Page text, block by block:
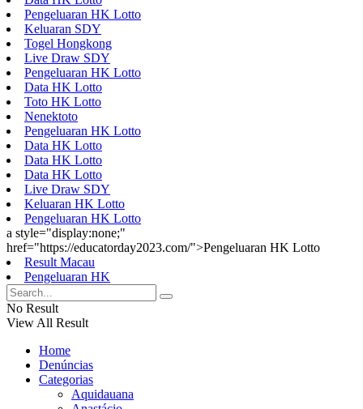
Pengeluaran HK Lotto
Keluaran SDY
Togel Hongkong
Live Draw SDY
Pengeluaran HK Lotto
Data HK Lotto
Toto HK Lotto
Nenektoto
Pengeluaran HK Lotto
Data HK Lotto
Data HK Lotto
Data HK Lotto
Live Draw SDY
Keluaran HK Lotto
Pengeluaran HK Lotto
a style="display:none;"
href="https://educatorday2023.com/">Pengeluaran HK Lotto
Result Macau
Pengeluaran HK
No Result
View All Result
Home
Denúncias
Categorias
Aquidauana